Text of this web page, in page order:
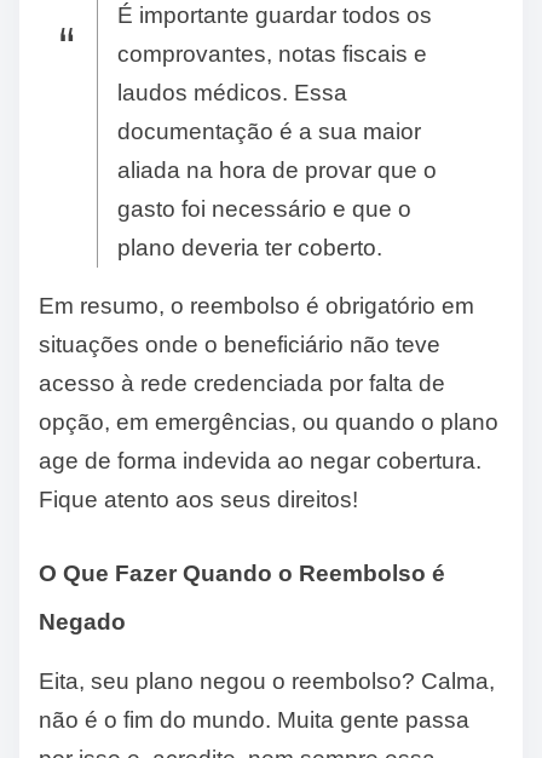
É importante guardar todos os
comprovantes, notas fiscais e
laudos médicos. Essa
documentação é a sua maior
aliada na hora de provar que o
gasto foi necessário e que o
plano deveria ter coberto.
Em resumo, o reembolso é obrigatório em
situações onde o beneficiário não teve
acesso à rede credenciada por falta de
opção, em emergências, ou quando o plano
age de forma indevida ao negar cobertura.
Fique atento aos seus direitos!
O Que Fazer Quando o Reembolso é
Negado
Eita, seu plano negou o reembolso? Calma,
não é o fim do mundo. Muita gente passa